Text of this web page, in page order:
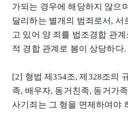
가되는 경우에 해당하지 않으
달리하는 별개의 범죄로서, 서
고 있어 양 죄를 법조경합 관
적 경합 관계로 봄이 상당하다.
[2] 형법 제354조, 제328조의
족, 배우자, 동거친족, 동거가
사기죄는 그 형을 면제하여야